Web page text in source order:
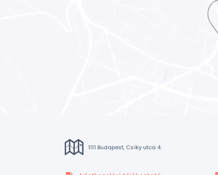
1111 Budapest, Csíky utca 4.